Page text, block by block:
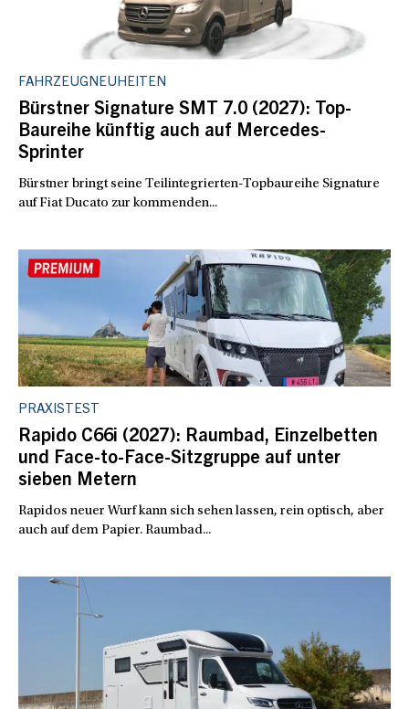
PRAXISTEST
Rapido C66i (2027): Raumbad, Einzelbetten
und Face-to-Face-Sitzgruppe auf unter
sieben Metern
Rapidos neuer Wurf kann sich sehen lassen, rein optisch, aber
auch auf dem Papier. Raumbad...
FAHRZEUGNEUHEITEN
Bürstner Signature SMT 7.0 (2027): Top-
Baureihe künftig auch auf Mercedes-
Sprinter
Bürstner bringt seine Teilintegrierten-Topbaureihe Signature
auf Fiat Ducato zur kommenden...